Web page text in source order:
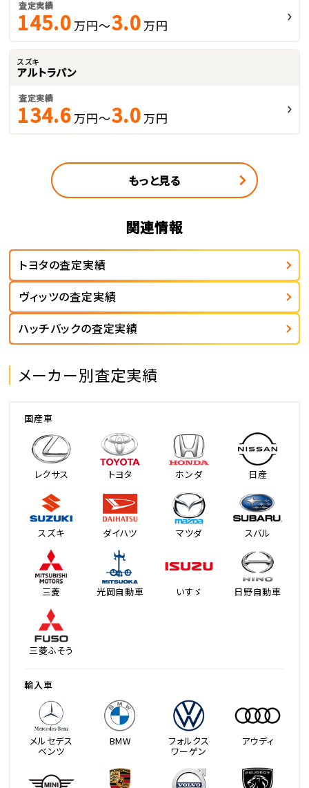
査定実績
145.0 万円～3.0 万円
スズキ
アルトラパン
査定実績
134.6 万円～3.0 万円
もっと見る
関連情報
トヨタの査定実績
ヴィッツの査定実績
ハッチバックの査定実績
メーカー別査定実績
国産車
レクサス トヨタ ホンダ 日産
スズキ ダイハツ マツダ スバル
三菱 光岡自動車 いすゞ 日野自動車
三菱ふそう
輸入車
メルセデス
ベンツ
BMW フォルクス
ワーゲン
アウディ